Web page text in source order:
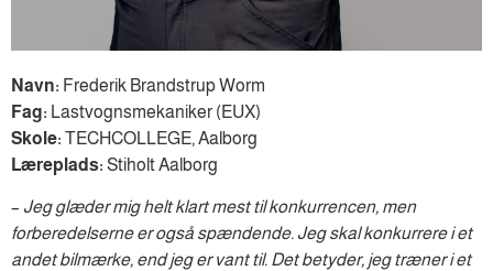
Navn: Frederik Brandstrup Worm
Fag: Lastvognsmekaniker (EUX)
Skole: TECHCOLLEGE, Aalborg
Læreplads: Stiholt Aalborg
– Jeg glæder mig helt klart mest til konkurrencen, men
forberedelserne er også spændende. Jeg skal konkurrere i et
andet bilmærke, end jeg er vant til. Det betyder, jeg træner i et